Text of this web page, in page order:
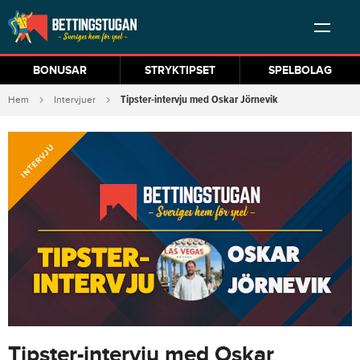
BONUSAR STRYKTIPSET SPELBOLAG
Hem Intervjuer Tipster-intervju med Oskar Jörnevik
INTERVJU